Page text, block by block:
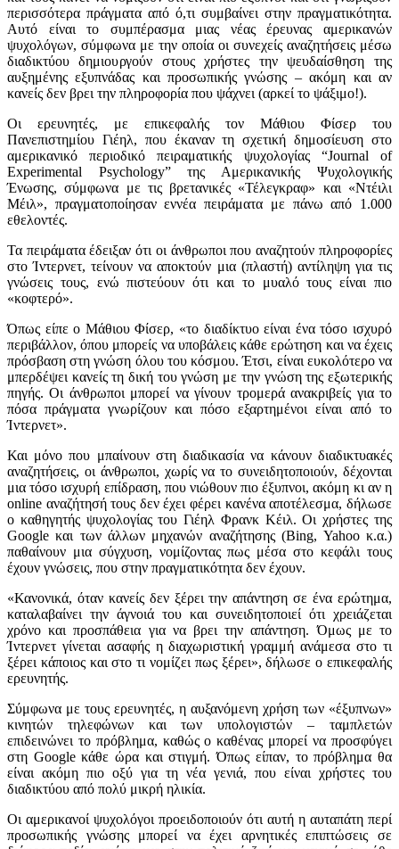
περισσότερα πράγματα από ό,τι συμβαίνει στην πραγματικότητα.
Αυτό είναι το συμπέρασμα μιας νέας έρευνας αμερικανών
ψυχολόγων, σύμφωνα με την οποία οι συνεχείς αναζητήσεις μέσω
διαδικτύου δημιουργούν στους χρήστες την ψευδαίσθηση της
αυξημένης εξυπνάδας και προσωπικής γνώσης – ακόμη και αν
κανείς δεν βρει την πληροφορία που ψάχνει (αρκεί το ψάξιμο!).
Οι ερευνητές, με επικεφαλής τον Μάθιου Φίσερ του
Πανεπιστημίου Γιέηλ, που έκαναν τη σχετική δημοσίευση στο
αμερικανικό περιοδικό πειραματικής ψυχολογίας “Journal of
Experimental Psychology” της Αμερικανικής Ψυχολογικής
Ένωσης, σύμφωνα με τις βρετανικές «Τέλεγκραφ» και «Ντέιλι
Μέιλ», πραγματοποίησαν εννέα πειράματα με πάνω από 1.000
εθελοντές.
Τα πειράματα έδειξαν ότι οι άνθρωποι που αναζητούν πληροφορίες
στο Ίντερνετ, τείνουν να αποκτούν μια (πλαστή) αντίληψη για τις
γνώσεις τους, ενώ πιστεύουν ότι και το μυαλό τους είναι πιο
«κοφτερό».
Όπως είπε ο Μάθιου Φίσερ, «το διαδίκτυο είναι ένα τόσο ισχυρό
περιβάλλον, όπου μπορείς να υποβάλεις κάθε ερώτηση και να έχεις
πρόσβαση στη γνώση όλου του κόσμου. Έτσι, είναι ευκολότερο να
μπερδέψει κανείς τη δική του γνώση με την γνώση της εξωτερικής
πηγής. Οι άνθρωποι μπορεί να γίνουν τρομερά ανακριβείς για το
πόσα πράγματα γνωρίζουν και πόσο εξαρτημένοι είναι από το
Ίντερνετ».
Και μόνο που μπαίνουν στη διαδικασία να κάνουν διαδικτυακές
αναζητήσεις, οι άνθρωποι, χωρίς να το συνειδητοποιούν, δέχονται
μια τόσο ισχυρή επίδραση, που νιώθουν πιο έξυπνοι, ακόμη κι αν η
online αναζήτησή τους δεν έχει φέρει κανένα αποτέλεσμα, δήλωσε
ο καθηγητής ψυχολογίας του Γιέηλ Φρανκ Κέιλ. Οι χρήστες της
Google και των άλλων μηχανών αναζήτησης (Bing, Yahoo κ.α.)
παθαίνουν μια σύγχυση, νομίζοντας πως μέσα στο κεφάλι τους
έχουν γνώσεις, που στην πραγματικότητα δεν έχουν.
«Κανονικά, όταν κανείς δεν ξέρει την απάντηση σε ένα ερώτημα,
καταλαβαίνει την άγνοιά του και συνειδητοποιεί ότι χρειάζεται
χρόνο και προσπάθεια για να βρει την απάντηση. Όμως με το
Ίντερνετ γίνεται ασαφής η διαχωριστική γραμμή ανάμεσα στο τι
ξέρει κάποιος και στο τι νομίζει πως ξέρει», δήλωσε ο επικεφαλής
ερευνητής.
Σύμφωνα με τους ερευνητές, η αυξανόμενη χρήση των «έξυπνων»
κινητών τηλεφώνων και των υπολογιστών – ταμπλετών
επιδεινώνει το πρόβλημα, καθώς ο καθένας μπορεί να προσφύγει
στη Google κάθε ώρα και στιγμή. Όπως είπαν, το πρόβλημα θα
είναι ακόμη πιο οξύ για τη νέα γενιά, που είναι χρήστες του
διαδικτύου από πολύ μικρή ηλικία.
Οι αμερικανοί ψυχολόγοι προειδοποιούν ότι αυτή η αυταπάτη περί
προσωπικής γνώσης μπορεί να έχει αρνητικές επιπτώσεις σε